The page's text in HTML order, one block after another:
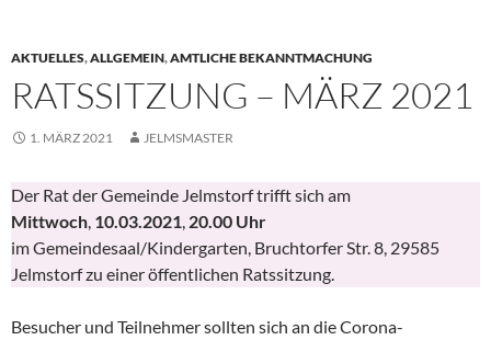
AKTUELLES,ALLGEMEIN,AMTLICHE BEKANNTMACHUNG
RATSSITZUNG – MÄRZ 2021
1. MÄRZ 2021 JELMSMASTER
Der Rat der Gemeinde Jelmstorf trifft sich am
Mittwoch 10.03.2021 20.00 Uhr
im Gemeindesaal/Kindergarten, Bruchtorfer Str. 8, 29585
Jelmstorf zu einer öffentlichen Ratssitzung.
Besucher und Teilnehmer sollten sich an die Corona-